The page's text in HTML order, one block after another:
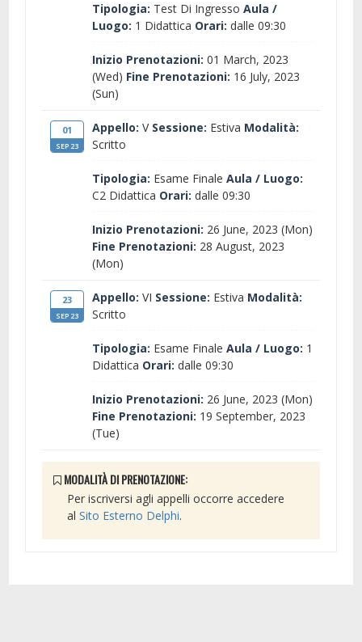
Tipologia: Test Di Ingresso Aula /
Luogo: 1 Didattica Orari: dalle 09:30
Inizio Prenotazioni: 01 March, 2023
(Wed) Fine Prenotazioni: 16 July, 2023
(Sun)
01
SEP 23
Appello: V Sessione: Estiva Modalità:
Scritto
Tipologia: Esame Finale Aula / Luogo:
C2 Didattica Orari: dalle 09:30
Inizio Prenotazioni: 26 June, 2023 (Mon)
Fine Prenotazioni: 28 August, 2023
(Mon)
23
SEP 23
Appello: VI Sessione: Estiva Modalità:
Scritto
Tipologia: Esame Finale Aula / Luogo: 1
Didattica Orari: dalle 09:30
Inizio Prenotazioni: 26 June, 2023 (Mon)
Fine Prenotazioni: 19 September, 2023
(Tue)
MODALITÀ DI PRENOTAZIONE:
Per iscriversi agli appelli occorre accedere
al Sito Esterno Delphi.